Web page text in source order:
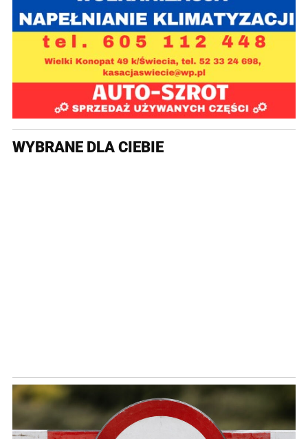
WYBRANE DLA CIEBIE